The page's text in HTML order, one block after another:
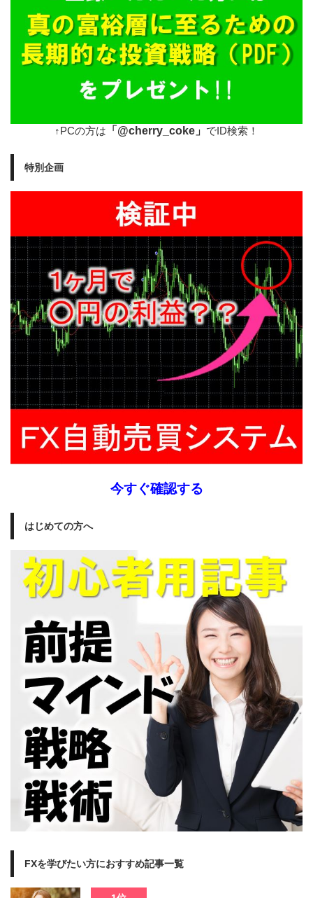
↑PCの方は 「@cherry_coke」 でID検索！
特別企画
今すぐ確認する
はじめての方へ
FXを学びたい方におすすめ記事一覧